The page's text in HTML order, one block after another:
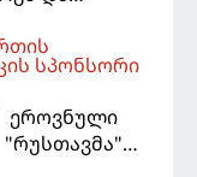
100%-ით
- განაცხადა
მეკარემ
ს
მეკარე?
სპონსორი
| ეროვნული